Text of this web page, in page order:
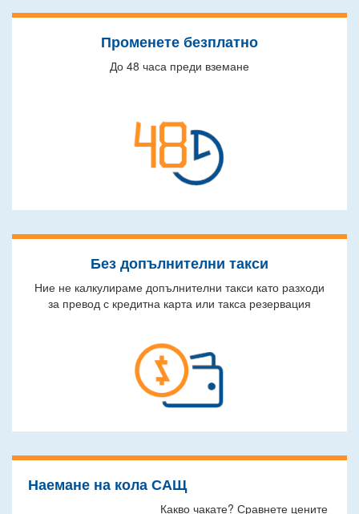
Променете безплатно
До 48 часа преди вземане
Без допълнителни такси
Ние не калкулираме допълнителни такси като разходи
за превод с кредитна карта или такса резервация
Наемане на кола САЩ
Какво чакате? Сравнете цените